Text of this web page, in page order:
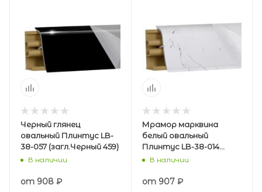
Черный глянец
овальный Плинтус LB-
38-057 (загл.Черный 459)
В наличии
от 908 ₽
Мрамор марквина
белый овальный
Плинтус LB-38-014
(загл.Белый)
В наличии
от 907 ₽